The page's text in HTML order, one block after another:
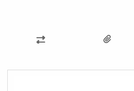
KARŞILAŞTIRMA
EKLE